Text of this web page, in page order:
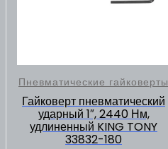
Пневматические гайковерты
Гайковерт пневматический
ударный 1″, 2440 Нм,
удлиненный KING TONY
33832-180